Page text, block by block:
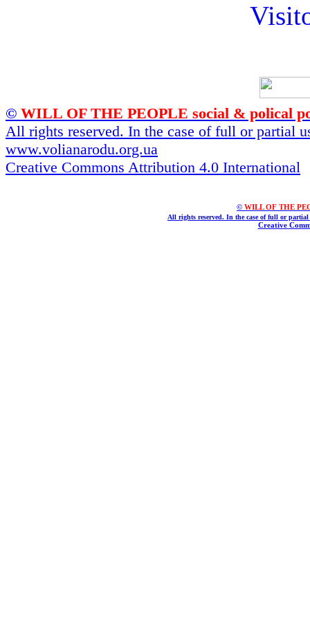
© WILL OF THE PEOPLE social & polical
All rights reserved. In the case of full or partial
www.volianarodu.org.ua
Creative Commons Attribution 4.0 International
© WILL OF THE
All rights reserved. In the case of full or
Creative